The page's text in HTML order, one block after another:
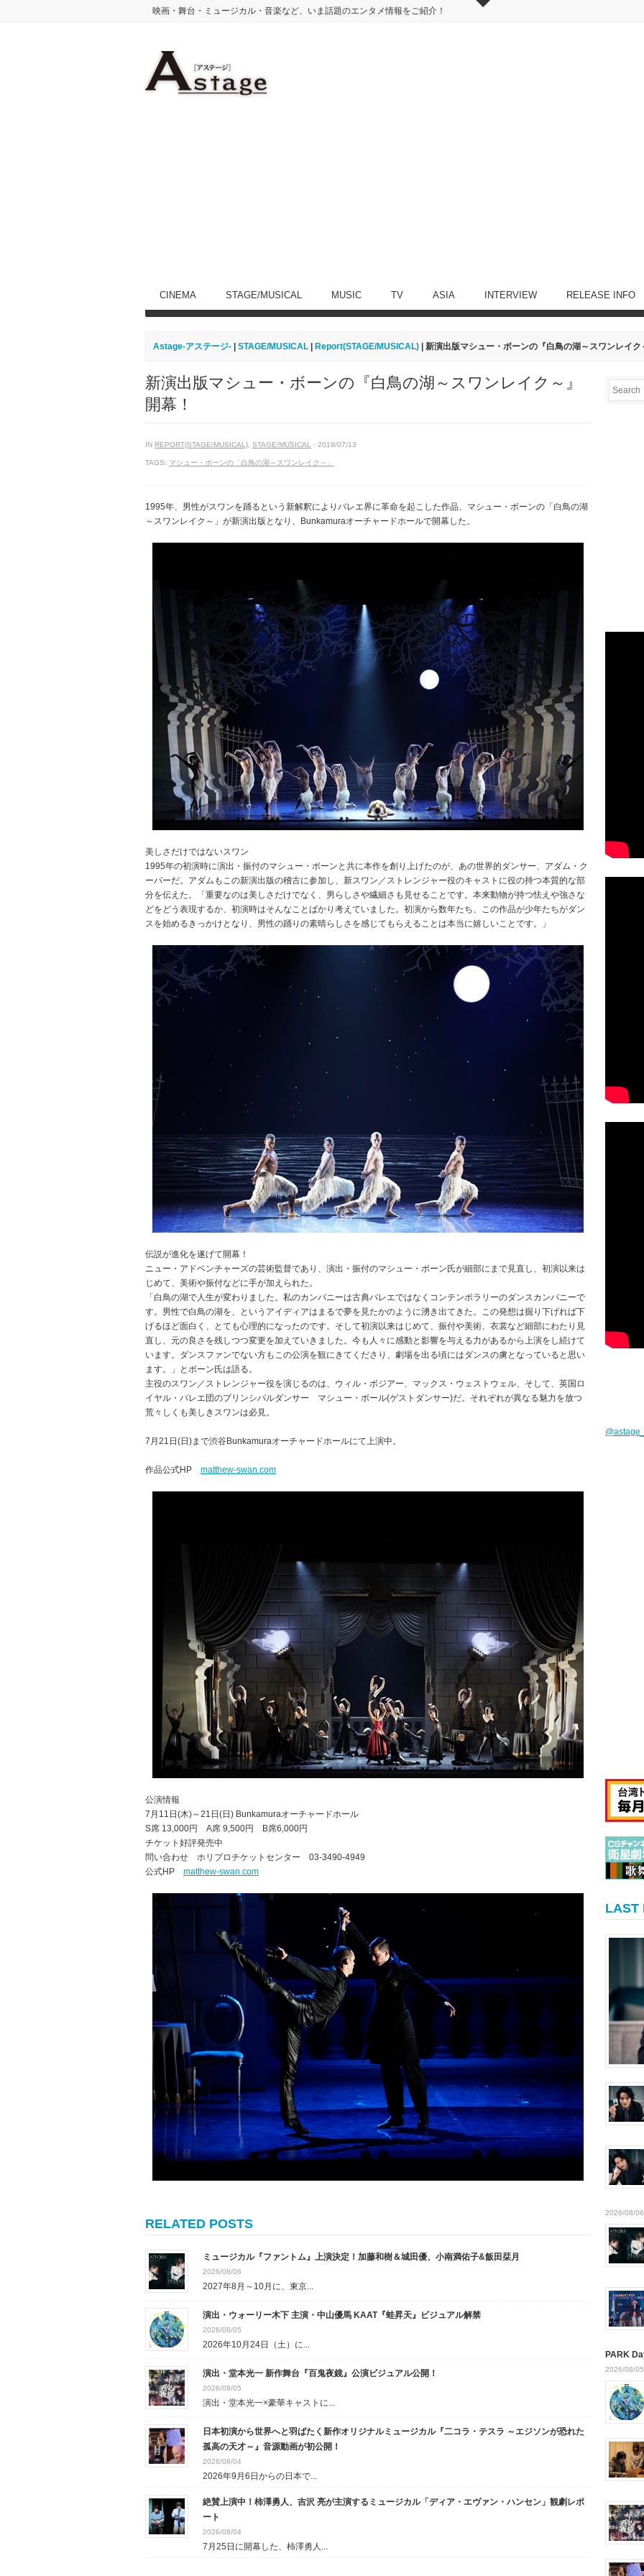
映画・舞台・ミュージカル・音楽など、いま話題のエンタメ情報をご紹介！
CINEMA STAGE/MUSICAL MUSIC TV ASIA INTERVIEW RELEASE INFO
Astage-アステージ- STAGE/MUSICAL Report(STAGE/MUSICAL) | 新演出版マシュー・ボーンの『白鳥の湖～スワンレイク
新演出版マシュー・ボーンの『白鳥の湖～スワンレイク～』
開幕！
IN REPORT(STAGE/MUSICAL) STAGE/MUSICAL · 2019/07/13
TAGS: マシュー・ボーンの「白鳥の湖～スワンレイク～」
1995年、男性がスワンを踊るという新解釈によりバレエ界に革命を起こした作品、マシュー・ボーンの「白鳥の湖
～スワンレイク～」が新演出版となり、Bunkamuraオーチャードホールで開幕した。
美しさだけではないスワン
1995年の初演時に演出・振付のマシュー・ボーンと共に本作を創り上げたのが、あの世界的ダンサー、アダム・ク
ーパーだ。アダムもこの新演出版の稽古に参加し、新スワン／ストレンジャー役のキャストに役の持つ本質的な部
分を伝えた。「重要なのは美しさだけでなく、男らしさや繊細さも見せることです。本来動物が持つ怯えや強さな
どをどう表現するか、初演時はそんなことばかり考えていました。初演から数年たち、この作品が少年たちがダン
スを始めるきっかけとなり、男性の踊りの素晴らしさを感じてもらえることは本当に嬉しいことです。」
伝説が進化を遂げて開幕！
ニュー・アドベンチャーズの芸術監督であり、演出・振付のマシュー・ボーン氏が細部にまで見直し、初演以来は
じめて、美術や振付などに手が加えられた。
「白鳥の湖で人生が変わりました。私のカンパニーは古典バレエではなくコンテンポラリーのダンスカンパニーで
す。男性で白鳥の湖を、というアイディアはまるで夢を見たかのように湧き出てきた。この発想は掘り下げれば下
げるほど面白く、とても心理的になったのです。そして初演以来はじめて、振付や美術、衣裳など細部にわたり見
直し、元の良さを残しつつ変更を加えていきました。今も人々に感動と影響を与える力があるから上演をし続けて
います。ダンスファンでない方もこの公演を観にきてくださり、劇場を出る頃にはダンスの虜となっていると思い
ます。」とボーン氏は語る。
主役のスワン／ストレンジャー役を演じるのは、ウィル・ボジアー、マックス・ウェストウェル、そして、英国ロ
イヤル・バレエ団のプリンシパルダンサー マシュー・ボール(ゲストダンサー)だ。それぞれが異なる魅力を放つ
荒々しくも美しきスワンは必見。
7月21日(日)まで渋谷Bunkamuraオーチャードホールにて上演中。
作品公式HP matthew-swan.com
公演情報
7月11日(木)～21日(日) Bunkamuraオーチャードホール
S席 13,000円 A席 9,500円 B席6,000円
チケット好評発売中
問い合わせ ホリプロチケットセンター 03-3490-4949
公式HP matthew-swan.com
RELATED POSTS
ミュージカル『ファントム』上演決定！加藤和樹＆城田優、小南満佑子&飯田栞月
2026/08/06
2027年8月～10月に、東京...
演出・ウォーリー木下 主演・中山優馬 KAAT『蛙昇天』ビジュアル解禁
2026/08/05
2026年10月24日（土）に...
演出・堂本光一 新作舞台『百鬼夜鏡』公演ビジュアル公開！
2026/08/05
演出・堂本光一×豪華キャストに...
日本初演から世界へと羽ばたく新作オリジナルミュージカル『二コラ・テスラ ～エジソンが恐れた
孤高の天才～』音源動画が初公開！
2026/08/04
2026年9月6日からの日本で...
絶賛上演中！柿澤勇人、吉沢 亮が主演するミュージカル「ディア・エヴァン・ハンセン」観劇レポ
ート
2026/08/04
7月25日に開幕した、柿澤勇人...
LAST
2026/08/06
PARK
2026/08/05